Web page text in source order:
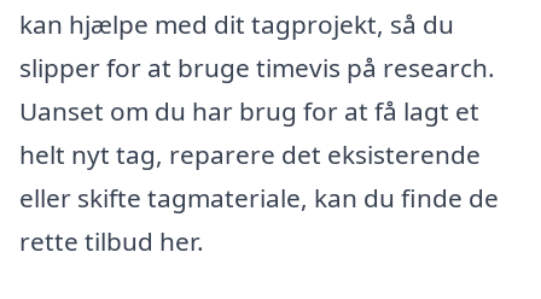
kan hjælpe med dit tagprojekt, så du
slipper for at bruge timevis på research.
Uanset om du har brug for at få lagt et
helt nyt tag, reparere det eksisterende
eller skifte tagmateriale, kan du finde de
rette tilbud her.